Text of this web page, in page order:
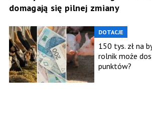
domagają się pilnej zmiany
DOTACJE
150 tys. zł na
rolnik może
punktów?